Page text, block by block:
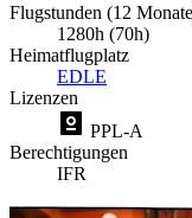
Flugstunden (12
1280h (70h)
Heimatflugplatz
EDLE
Lizenzen
PPL-A
Berechtigungen
IFR